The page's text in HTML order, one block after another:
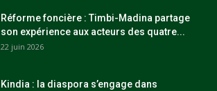
Réforme foncière : Timbi-Madina partage
son expérience aux acteurs des quatre...
22 juin 2026
Kindia : la diaspora s’engage dans